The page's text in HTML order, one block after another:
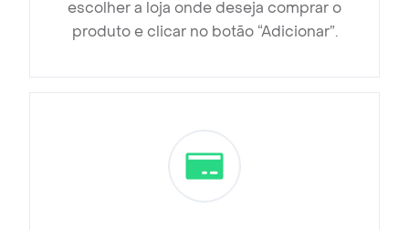
escolher a loja onde deseja comprar o
produto e clicar no botão “Adicionar”.